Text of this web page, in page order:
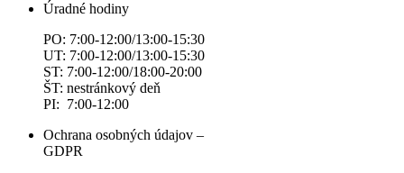
Úradné hodiny
PO: 7:00-12:00/13:00-15:30
UT: 7:00-12:00/13:00-15:30
ST: 7:00-12:00/18:00-20:00
ŠT: nestránkový deň
PI: 7:00-12:00
Ochrana osobných údajov –
GDPR